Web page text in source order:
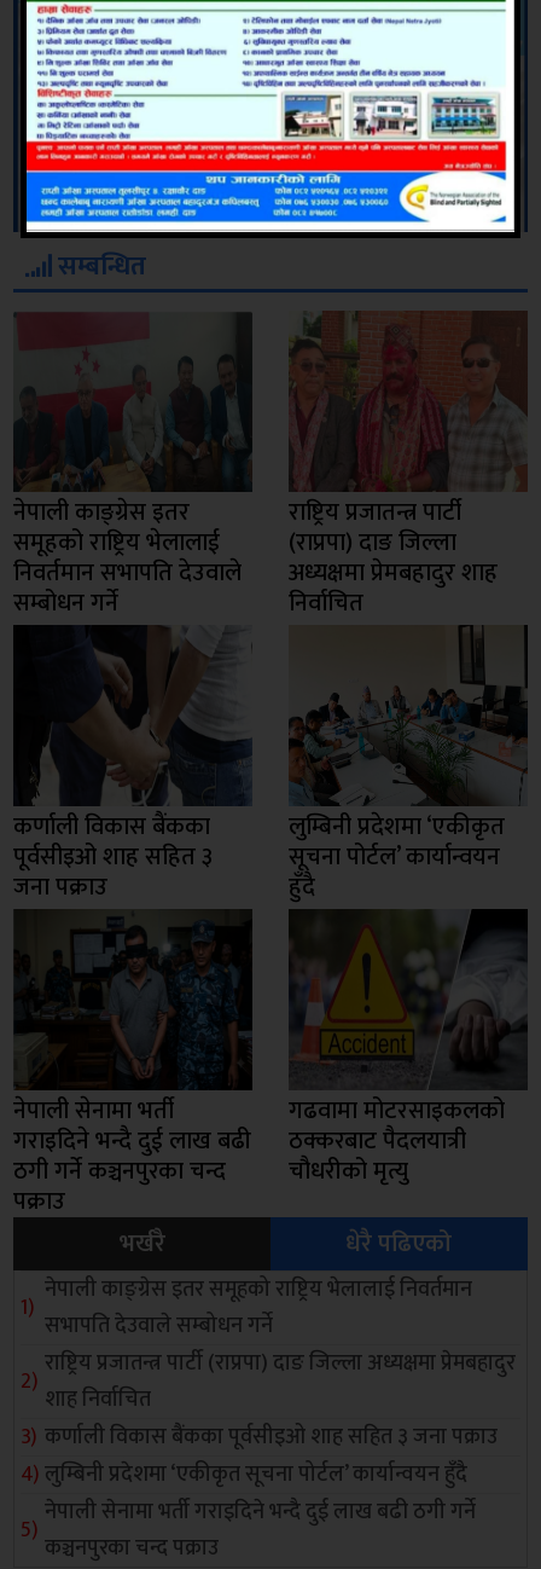
सम्बन्धित
नेपाली काङ्ग्रेस इतर
समूहको राष्ट्रिय भेलालाई
निवर्तमान सभापति देउवाले
सम्बोधन गर्ने
राष्ट्रिय प्रजातन्त्र पार्टी
(राप्रपा) दाङ जिल्ला
अध्यक्षमा प्रेमबहादुर शाह
निर्वाचित
कर्णाली विकास बैंकका
पूर्वसीइओ शाह सहित ३
जना पक्राउ
लुम्बिनी प्रदेशमा ‘एकीकृत
सूचना पोर्टल’ कार्यान्वयन
हुँदै
नेपाली सेनामा भर्ती
गराइदिने भन्दै दुई लाख बढी
ठगी गर्ने कञ्चनपुरका चन्द
पक्राउ
गढवामा मोटरसाइकलको
ठक्करबाट पैदलयात्री
चौधरीको मृत्यु
भर्खरै
धेरै पढिएको
नेपाली काङ्ग्रेस इतर समूहको राष्ट्रिय भेलालाई निवर्तमान
सभापति देउवाले सम्बोधन गर्ने
राष्ट्रिय प्रजातन्त्र पार्टी (राप्रपा) दाङ जिल्ला अध्यक्षमा प्रेमबहादुर
शाह निर्वाचित
कर्णाली विकास बैंकका पूर्वसीइओ शाह सहित ३ जना पक्राउ
लुम्बिनी प्रदेशमा ‘एकीकृत सूचना पोर्टल’ कार्यान्वयन हुँदै
नेपाली सेनामा भर्ती गराइदिने भन्दै दुई लाख बढी ठगी गर्ने
कञ्चनपुरका चन्द पक्राउ